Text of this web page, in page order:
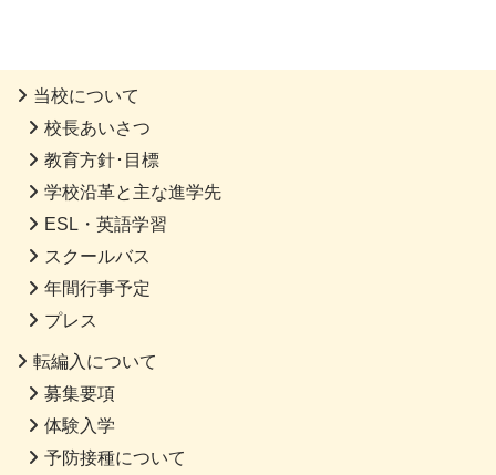
当校について
校長あいさつ
教育方針･目標
学校沿革と主な進学先
ESL・英語学習
スクールバス
年間行事予定
プレス
転編入について
募集要項
体験入学
予防接種について